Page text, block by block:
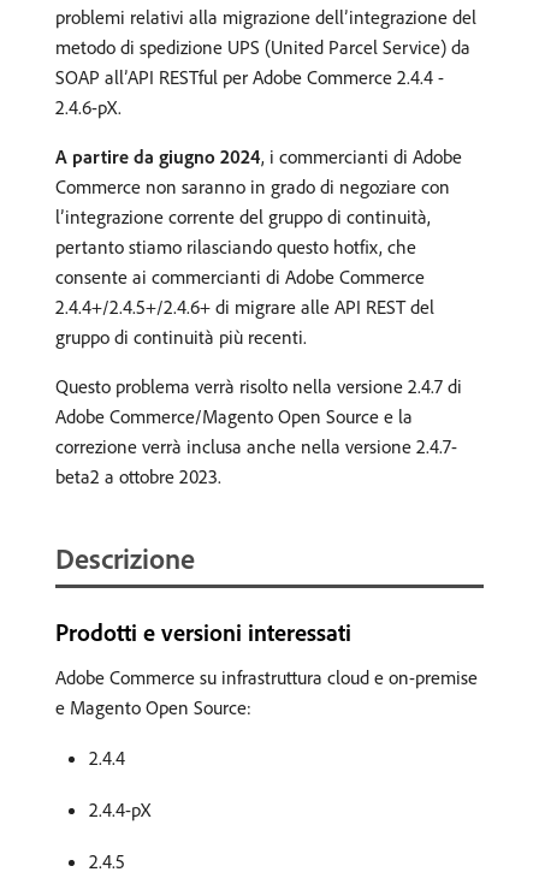
problemi relativi alla migrazione dell’integrazione del
metodo di spedizione UPS (United Parcel Service) da
SOAP all’API RESTful per Adobe Commerce 2.4.4 -
2.4.6-pX.
A partire da giugno 2024, i commercianti di Adobe
Commerce non saranno in grado di negoziare con
l’integrazione corrente del gruppo di continuità,
pertanto stiamo rilasciando questo hotfix, che
consente ai commercianti di Adobe Commerce
2.4.4+/2.4.5+/2.4.6+ di migrare alle API REST del
gruppo di continuità più recenti.
Questo problema verrà risolto nella versione 2.4.7 di
Adobe Commerce/Magento Open Source e la
correzione verrà inclusa anche nella versione 2.4.7-
beta2 a ottobre 2023.
Descrizione
Prodotti e versioni interessati
Adobe Commerce su infrastruttura cloud e on-premise
e Magento Open Source:
2.4.4
2.4.4-pX
2.4.5